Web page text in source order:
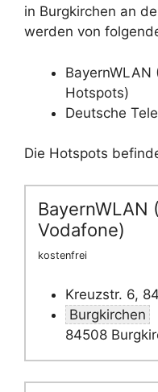
in Burgkirchen an
werden von
BayernWLAN
Hotspots)
Deutsche
Die Hotspots
BayernWLAN
Vodafone)
kostenfrei
Kreuzstr. 6,
Burgkirchen
84508